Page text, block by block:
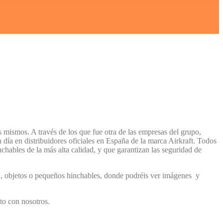
A través de los que fue otra de las empresas del grupo,
en distribuidores oficiales en España de la marca Airkraft. Todos
de la más alta calidad, y que garantizan las seguridad de
o pequeños hinchables, donde podréis ver imágenes y
con nosotros.